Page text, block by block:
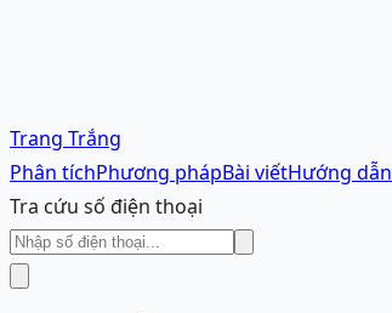
Trang Trắng
Phân tíchPhương phápBài viếtHướng dẫn
Tra cứu số điện thoại